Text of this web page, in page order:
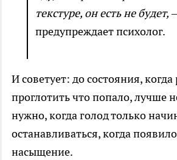
текстуре, он есть не будет,
предупреждает психолог.
И советует: до состояния, когда
проглотить что попало, лучше
нужно, когда голод только
останавливаться, когда
насыщение.